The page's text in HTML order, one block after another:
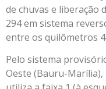
de chuvas e liberação
294 em sistema
entre os quilômetros
Pelo sistema
Oeste (Bauru-